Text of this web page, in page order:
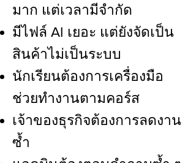
มาก แต่เวลามีจำกัด
มีไฟล์ AI เยอะ แต่ยังจัดเป็น
สินค้าไม่เป็นระบบ
นักเรียนต้องการเครื่องมือ
ช่วยทำงานตามคอร์ส
เจ้าของธุรกิจต้องการลดงาน
ซ้ำ